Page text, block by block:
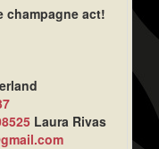
champagne act!
Laura Rivas